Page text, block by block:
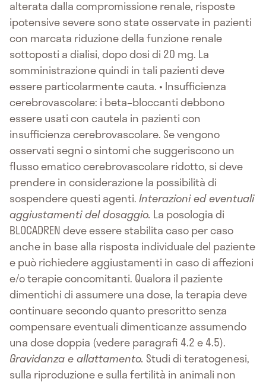
alterata dalla compromissione renale, risposte
ipotensive severe sono state osservate in pazienti
con marcata riduzione della funzione renale
sottoposti a dialisi, dopo dosi di 20 mg. La
somministrazione quindi in tali pazienti deve
essere particolarmente cauta. • Insufficienza
cerebrovascolare: i beta–bloccanti debbono
essere usati con cautela in pazienti con
insufficienza cerebrovascolare. Se vengono
osservati segni o sintomi che suggeriscono un
flusso ematico cerebrovascolare ridotto, si deve
prendere in considerazione la possibilità di
sospendere questi agenti.Interazioni ed eventuali
aggiustamenti del dosaggio. La posologia di
BLOCADREN deve essere stabilita caso per caso
anche in base alla risposta individuale del paziente
e può richiedere aggiustamenti in caso di affezioni
e/o terapie concomitanti. Qualora il paziente
dimentichi di assumere una dose, la terapia deve
continuare secondo quanto prescritto senza
compensare eventuali dimenticanze assumendo
una dose doppia (vedere paragrafi 4.2 e 4.5).
Gravidanza e allattamento. Studi di teratogenesi,
sulla riproduzione e sulla fertilità in animali non